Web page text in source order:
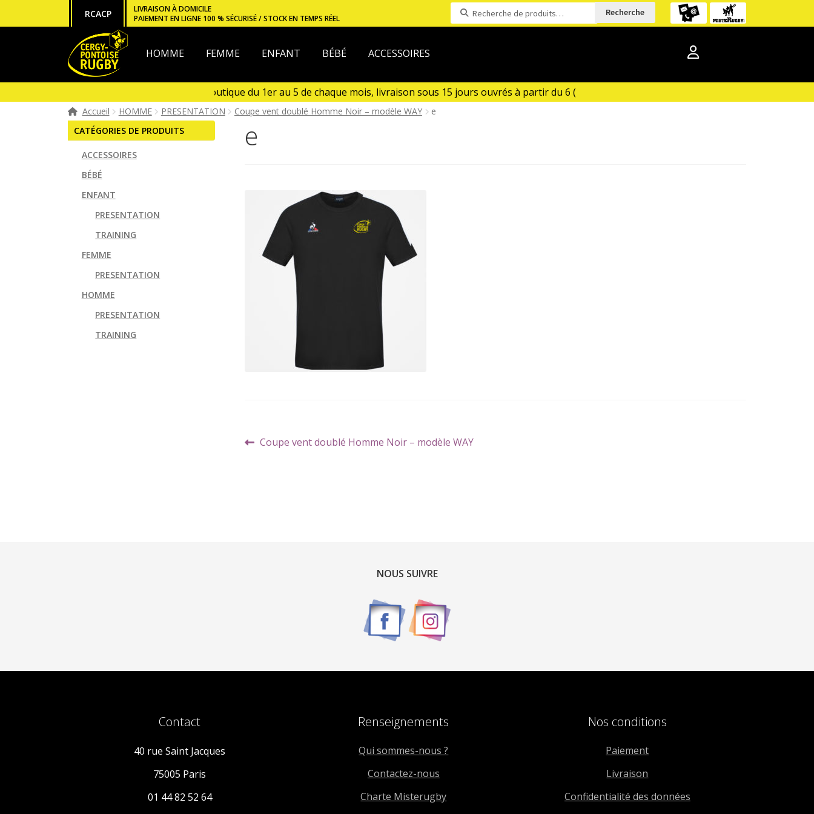
navigation
contenu
RCACP
LIVRAISON À DOMICILE
PAIEMENT EN LIGNE 100 % SÉCURISÉ / STOCK EN TEMPS RÉEL
Recherche
pour :
Recherche
HOMME FEMME ENFANT BÉBÉ ACCESSOIRES
Ouverture de la boutique du 1er au 5 de chaque mois, livraison sous 15 jours ouvrés à partir du 6 (
Boutique fermée en Janvier et en Aout)
Accueil HOMME PRESENTATION Coupe vent doublé Homme Noir – modèle WAY e
e
Navigation
Article
Coupe vent doublé Homme Noir – modèle WAY
CATÉGORIES DE PRODUITS
ACCESSOIRES
BÉBÉ
ENFANT
PRESENTATION
TRAINING
FEMME
PRESENTATION
HOMME
PRESENTATION
TRAINING
NOUS SUIVRE
Contact
40 rue Saint Jacques
75005 Paris
01 44 82 52 64
Renseignements
Qui sommes-nous ?
Contactez-nous
Charte Misterugby
Nos conditions
Paiement
Livraison
Confidentialité des données